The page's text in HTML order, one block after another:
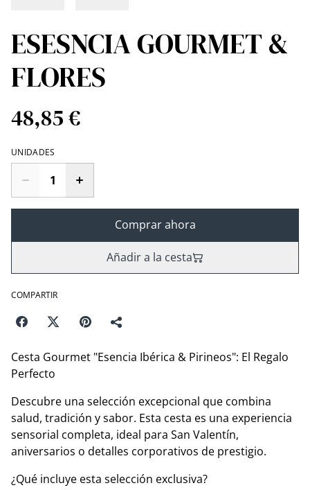
ESESNCIA GOURMET &
FLORES
48,85 €
UNIDADES
Comprar ahora
Añadir a la cesta
COMPARTIR
Cesta Gourmet "Esencia Ibérica & Pirineos": El Regalo
Perfecto
​Descubre una selección excepcional que combina
salud, tradición y sabor. Esta cesta es una experiencia
sensorial completa, ideal para San Valentín,
aniversarios o detalles corporativos de prestigio.
​¿Qué incluye esta selección exclusiva?